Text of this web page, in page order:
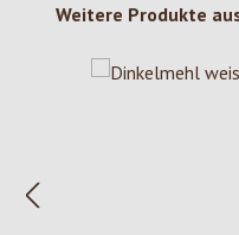
Produktgalerie
Weitere Produkte